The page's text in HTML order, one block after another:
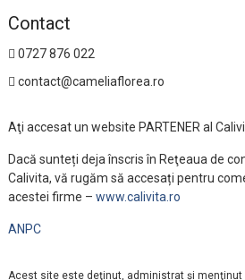
Contact
0727 876 022
contact@cameliaflorea.ro
Aţi accesat un website PARTENER al
Dacă sunteți deja înscris în Reţeaua de
Calivita, vă rugăm să accesați pentru
acestei firme – www.calivita.ro
ANPC
Acest site este deţinut, administrat şi menţinut